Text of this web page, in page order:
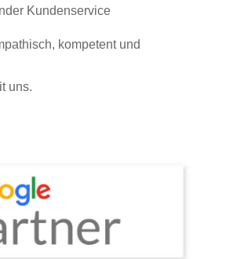
Kundenservice
kompetent und
uns.